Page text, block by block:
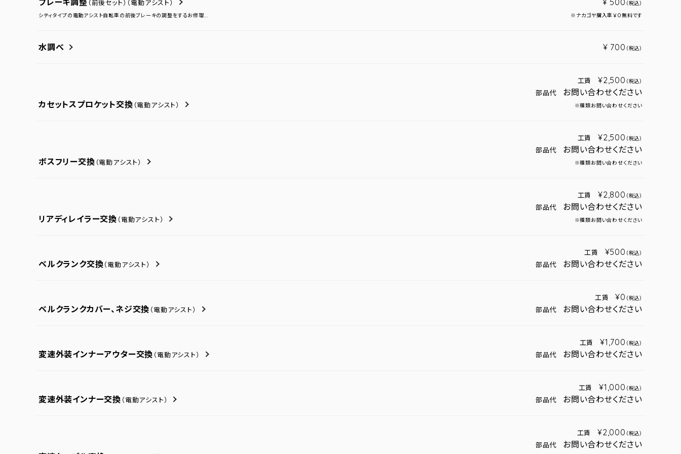
ブレーキ調整 （前後セット） （電動アシスト）
シティタイプの電動アシスト自転車の前後ブレーキの調整をするお修理...
¥ 500 （税込）
※ナカゴヤ購入車￥０無料です
水調べ ¥ 700 （税込）
カセットスプロケット交換 （電動アシスト）
工賃 ¥2,500 （税込）
部品代 お問い合わせください
※種類お問い合わせください
ボスフリー交換 （電動アシスト）
工賃 ¥2,500 （税込）
部品代 お問い合わせください
※種類お問い合わせください
リアディレイラー交換 （電動アシスト）
工賃 ¥2,800 （税込）
部品代 お問い合わせください
※種類お問い合わせください
ベルクランク交換（電動アシスト）
工賃 ¥500 （税込）
部品代 お問い合わせください
ベルクランクカバー、ネジ交換 （電動アシスト）
工賃 ¥0 （税込）
部品代 お問い合わせください
変速外装インナーアウター交換 （電動アシスト）
工賃 ¥1,700 （税込）
部品代 お問い合わせください
変速外装インナー交換 （電動アシスト）
工賃 ¥1,000 （税込）
部品代 お問い合わせください
工賃 ¥2,000 （税込）
部品代 お問い合わせください